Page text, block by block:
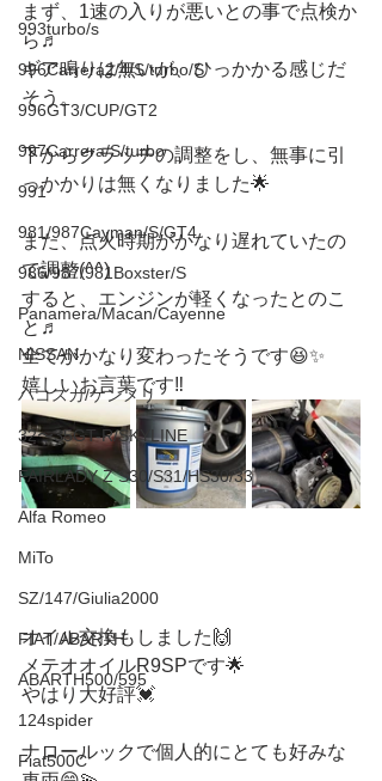
993turbo/s
996Carrera2/4/S/turbo/S
996GT3/CUP/GT2
997Carrera/S/turbo
991
981/987Cayman/S/GT4
986/987/981Boxster/S
Panamera/Macan/Cayenne
NISSAN
ハコスカ/ケンメリ
32〜35GT-R/SKYLINE
FAIRLADY Z S30/S31/HS30/33
Alfa Romeo
MiTo
SZ/147/Giulia2000
FIAT/ABARTH
ABARTH500/595
124spider
Fiat500C
まず、1速の入りが悪いとの事で点検か
ら♬
ギア鳴りは無いが、ひっかかる感じだ
そう。
下からクラッチの調整をし、無事に引
っかかりは無くなりました🌟
また、点火時期がかなり遅れていたの
で調整(^^)
すると、エンジンが軽くなったとのこ
と♬
全てがかなり変わったそうです😆✨
嬉しいお言葉です‼️
オイル交換もしました🙌
メテオオイルR9SPです🌟
やはり大好評💓
ナロールックで個人的にとても好みな